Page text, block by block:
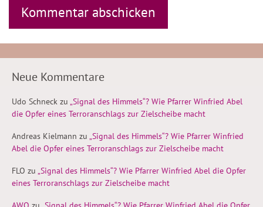
Neue Kommentare
Udo Schneck zu „Signal des Himmels“? Wie Pfarrer Winfried Abel
die Opfer eines Terroranschlags zur Zielscheibe macht
Andreas Kielmann zu „Signal des Himmels“? Wie Pfarrer Winfried
Abel die Opfer eines Terroranschlags zur Zielscheibe macht
FLO zu „Signal des Himmels“? Wie Pfarrer Winfried Abel die Opfer
eines Terroranschlags zur Zielscheibe macht